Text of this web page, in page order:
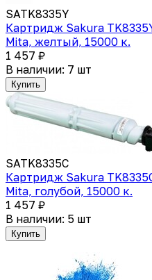
SATK8335Y
Картридж Sakura
Mita, желтый, 15000 к.
1 457 ₽
В наличии: 7 шт
Купить
SATK8335C
Картридж Sakura
Mita, голубой, 15000 к.
1 457 ₽
В наличии: 5 шт
Купить